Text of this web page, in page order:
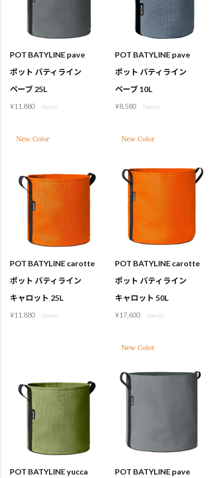
POT BATYLINE pave
ポット バティライン
ペーブ 25L
¥11,880
POT BATYLINE pave
ポット バティライン
ペーブ 10L
¥8,580
POT BATYLINE carotte
ポット バティライン
キャロット 25L
¥11,880
POT BATYLINE carotte
ポット バティライン
キャロット 50L
¥17,600
POT BATYLINE yucca POT BATYLINE pave